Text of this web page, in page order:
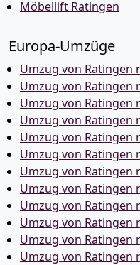
Möbellift Ratingen
Europa-Umzüge
Umzug von Ratingen
Umzug von Ratingen
Umzug von Ratingen
Umzug von Ratingen
Umzug von Ratingen
Umzug von Ratingen
Umzug von Ratingen
Umzug von Ratingen
Umzug von Ratingen
Umzug von Ratingen
Umzug von Ratingen
Umzug von Ratingen